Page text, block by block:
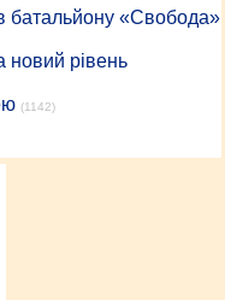
батальйону «Свобода»
новий рівень
(1142)